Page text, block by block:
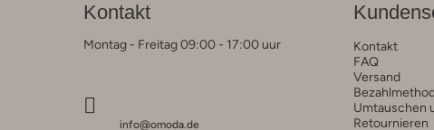
Kontakt
Montag - Freitag 09:00 - 17:00 uur
info@omoda.de
Kontakt
FAQ
Versand
Umtauschen
Retournieren